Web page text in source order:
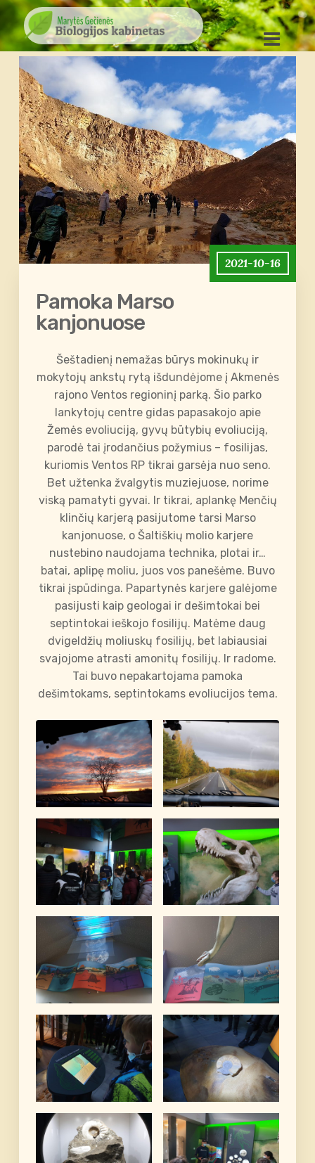
2021-10-16
Pamoka Marso
kanjonuose
Šeštadienį nemažas būrys mokinukų ir
mokytojų ankstų rytą išdundėjome į Akmenės
rajono Ventos regioninį parką. Šio parko
lankytojų centre gidas papasakojo apie
Žemės evoliuciją, gyvų būtybių evoliuciją,
parodė tai įrodančius požymius – fosilijas,
kuriomis Ventos RP tikrai garsėja nuo seno.
Bet užtenka žvalgytis muziejuose, norime
viską pamatyti gyvai. Ir tikrai, aplankę Menčių
klinčių karjerą pasijutome tarsi Marso
kanjonuose, o Šaltiškių molio karjere
nustebino naudojama technika, plotai ir…
batai, aplipę moliu, juos vos panešėme. Buvo
tikrai įspūdinga. Papartynės karjere galėjome
pasijusti kaip geologai ir dešimtokai bei
septintokai ieškojo fosilijų. Matėme daug
dvigeldžių moliuskų fosilijų, bet labiausiai
svajojome atrasti amonitų fosilijų. Ir radome.
Tai buvo nepakartojama pamoka
dešimtokams, septintokams evoliucijos tema.